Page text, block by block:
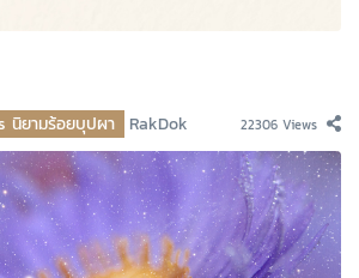
นิยามร้อยบุปผา RakDok 22306 Views